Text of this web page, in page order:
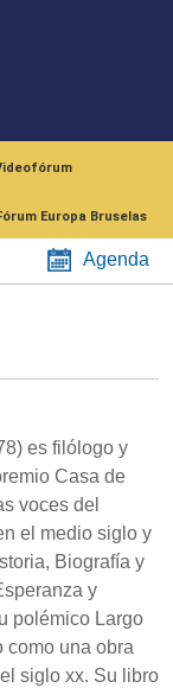
Europa Bruselas
Agenda
es filólogo y
Casa de
voces del
el medio siglo y
Biografía y
y
polémico Largo
como una obra
siglo xx. Su libro